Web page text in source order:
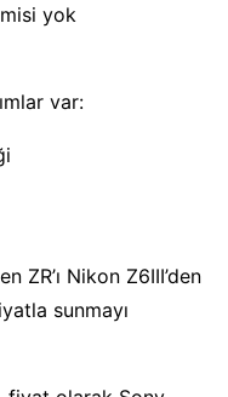
yok
var:
ZR’ı Nikon Z6III’den
sunmayı